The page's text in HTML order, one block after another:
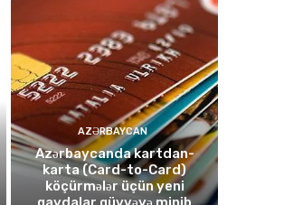
AZƏRBAYCAN
Azərbaycanda kartdan-
karta (Card-to-Card)
köçürmələr üçün yeni